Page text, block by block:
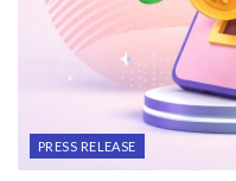
PRESS RELEASE